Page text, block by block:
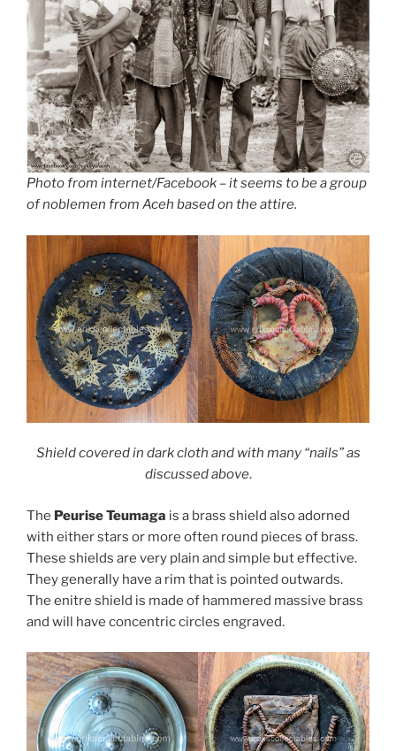
Photo from internet/Facebook – it seems to be a group
of noblemen from Aceh based on the attire.
Shield covered in dark cloth and with many “nails” as
discussed above.
The Peurise Teumaga is a brass shield also adorned
with either stars or more often round pieces of brass.
These shields are very plain and simple but effective.
They generally have a rim that is pointed outwards.
The enitre shield is made of hammered massive brass
and will have concentric circles engraved.